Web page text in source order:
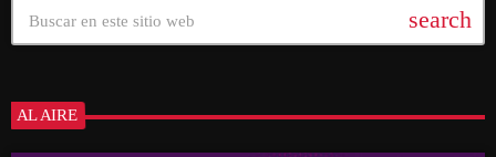
search
AL AIRE